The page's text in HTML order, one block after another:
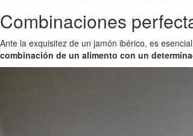
Combinaciones
Ante la exquisitez de un jamón ibérico, es
combinación de un alimento con un